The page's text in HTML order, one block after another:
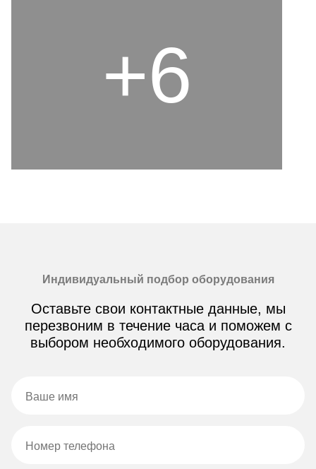
+6
Индивидуальный подбор оборудования
Оставьте свои контактные данные, мы
перезвоним в течение часа и поможем с
выбором необходимого оборудования.